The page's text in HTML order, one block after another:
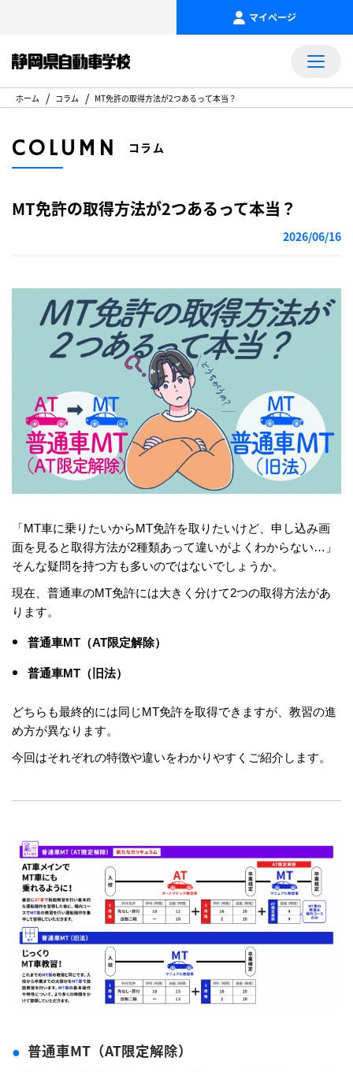
マイページ
ホーム コラム MT免許の取得方法が2つあるって本当？
COLUMN コラム
MT免許の取得方法が2つあるって本当？
2026/06/16
「MT車に乗りたいからMT免許を取りたいけど、申し込み画
面を見ると取得方法が2種類あって違いがよくわからない…」
そんな疑問を持つ方も多いのではないでしょうか。
現在、普通車のMT免許には大きく分けて2つの取得方法があ
ります。
普通車MT（AT限定解除）
普通車MT（旧法）
どちらも最終的には同じMT免許を取得できますが、教習の進
め方が異なります。
今回はそれぞれの特徴や違いをわかりやすくご紹介します。
普通車MT（AT限定解除）